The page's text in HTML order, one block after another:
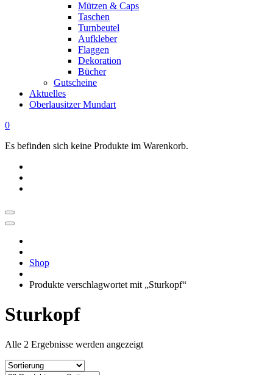
Mützen & Caps
Taschen
Turnbeutel
Aufkleber
Flaggen
Dekoration
Bücher
Gutscheine
Aktuelles
Oberlausitzer Mundart
0
Es befinden sich keine Produkte im Warenkorb.
|
Oberlausitz
Regional
online
einkaufen
Shop
Produkte verschlagwortet mit „Sturkopf“
Sturkopf
Alle 2 Ergebnisse werden angezeigt